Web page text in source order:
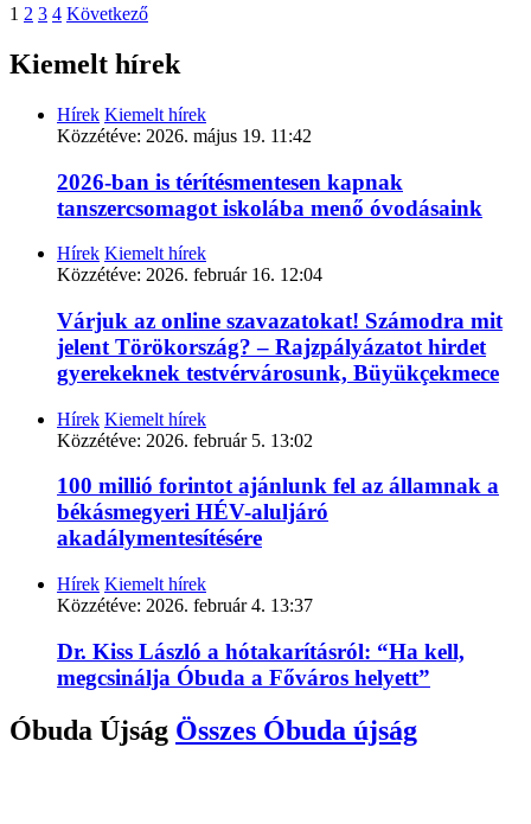
1 2 3 4 Következő
Kiemelt hírek
Hírek Kiemelt hírek
Közzétéve: 2026. május 19. 11:42
2026-ban is térítésmentesen kapnak
tanszercsomagot iskolába menő óvodásaink
Hírek Kiemelt hírek
Közzétéve: 2026. február 16. 12:04
Várjuk az online szavazatokat! Számodra mit
jelent Törökország? – Rajzpályázatot hirdet
gyerekeknek testvérvárosunk, Büyükçekmece
Hírek Kiemelt hírek
Közzétéve: 2026. február 5. 13:02
100 millió forintot ajánlunk fel az államnak a
békásmegyeri HÉV-aluljáró
akadálymentesítésére
Hírek Kiemelt hírek
Közzétéve: 2026. február 4. 13:37
Dr. Kiss László a hótakarításról: “Ha kell,
megcsinálja Óbuda a Főváros helyett”
Óbuda Újság Összes Óbuda újság